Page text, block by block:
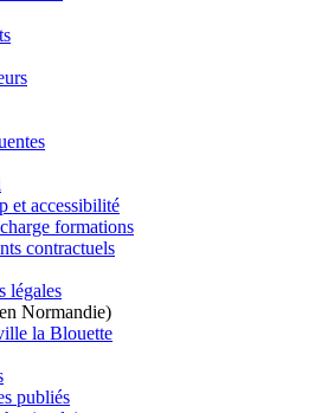
et accessibilité
formations
contractuels
légales
Normandie)
la Blouette
publiés